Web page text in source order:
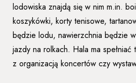
lodowiska znajdą się w nim m.in.
koszykówki, korty tenisowe,
będzie lodu, nawierzchnia będzie
jazdy na rolkach. Hala ma spełniać
z organizacją koncertów czy